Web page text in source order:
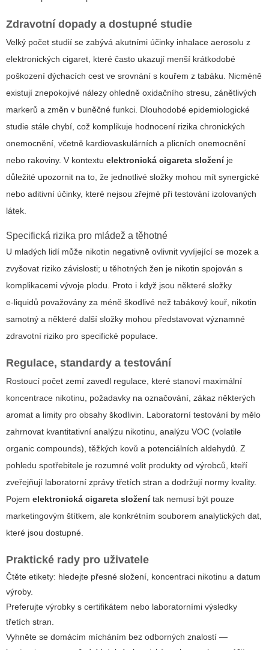
Zdravotní dopady a dostupné studie
Velký počet studií se zabývá akutními účinky inhalace aerosolu z
elektronických cigaret, které často ukazují menší krátkodobé
poškození dýchacích cest ve srovnání s kouřem z tabáku. Nicméně
existují znepokojivé nálezy ohledně oxidačního stresu, zánětlivých
markerů a změn v buněčné funkci. Dlouhodobé epidemiologické
studie stále chybí, což komplikuje hodnocení rizika chronických
onemocnění, včetně kardiovaskulárních a plicních onemocnění
nebo rakoviny. V kontextu elektronická cigareta složeníje
důležité upozornit na to, že jednotlivé složky mohou mít synergické
nebo aditivní účinky, které nejsou zřejmé při testování izolovaných
látek.
Specifická rizika pro mládež a těhotné
U mladých lidí může nikotin negativně ovlivnit vyvíjející se mozek a
zvyšovat riziko závislosti; u těhotných žen je nikotin spojován s
komplikacemi vývoje plodu. Proto i když jsou některé složky
e‑liquidů považovány za méně škodlivé než tabákový kouř, nikotin
samotný a některé další složky mohou představovat významné
zdravotní riziko pro specifické populace.
Regulace, standardy a testování
Rostoucí počet zemí zavedl regulace, které stanoví maximální
koncentrace nikotinu, požadavky na označování, zákaz některých
aromat a limity pro obsahy škodlivin. Laboratorní testování by mělo
zahrnovat kvantitativní analýzu nikotinu, analýzu VOC (volatile
organic compounds), těžkých kovů a potenciálních aldehydů. Z
pohledu spotřebitele je rozumné volit produkty od výrobců, kteří
zveřejňují laboratorní zprávy třetích stran a dodržují normy kvality.
Pojem elektronická cigareta složenítak nemusí být pouze
marketingovým štítkem, ale konkrétním souborem analytických dat,
které jsou dostupné.
Praktické rady pro uživatele
Čtěte etikety: hledejte přesné složení, koncentraci nikotinu a datum
výroby.
Preferujte výrobky s certifikátem nebo laboratorními výsledky
třetích stran.
Vyhněte se domácím mícháním bez odborných znalostí —